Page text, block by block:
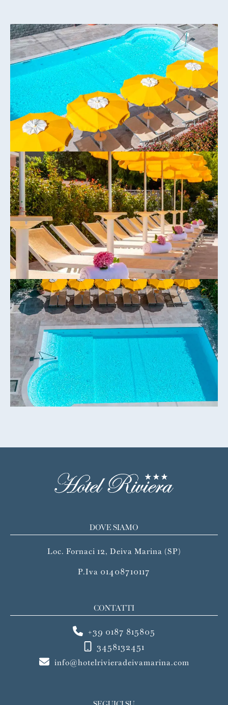
DOVE SIAMO
Loc. Fornaci 12, Deiva Marina (SP)
P.Iva 01408710117
CONTATTI
+39 0187 815805
3458132451
info@hotelrivieradeivamarina.com